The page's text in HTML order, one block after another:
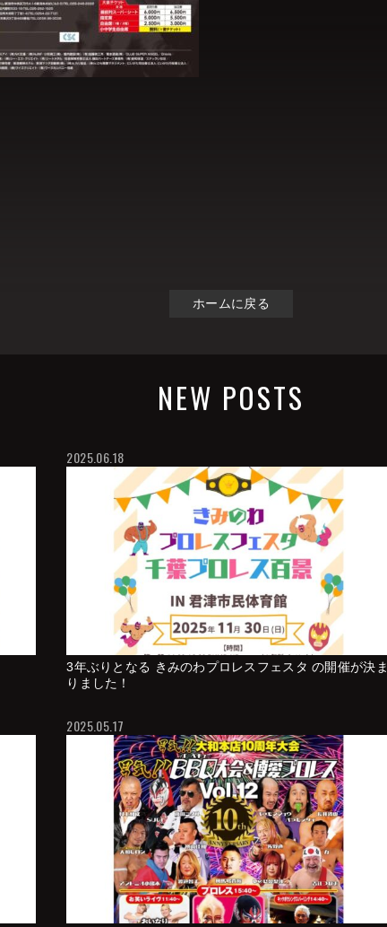
ホームに戻る
NEW POSTS
2025.06.18
3年ぶりとなる きみのわプロレスフェスタ の開催が決ま
りました！
2025.05.17